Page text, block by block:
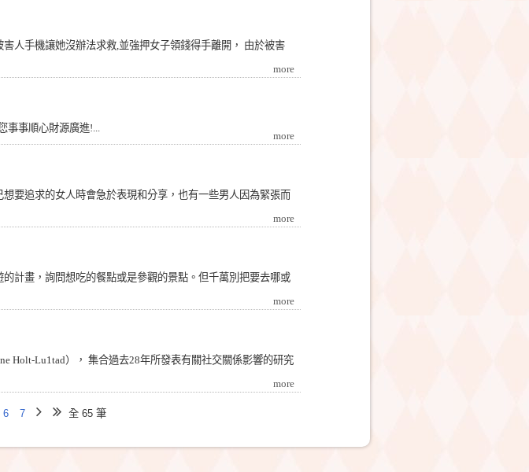
人手機讓她沒辦法求救,並強押女子領錢得手離開， 由於被害
more
事事順心財源廣進!...
more
要追求的女人時會急於表現和分享，也有一些男人因為緊張而
more
計畫，詢問想吃的餐點或是參觀的景點。但千萬別把要去哪或
more
Holt-Lu1tad）， 集合過去28年所發表有關社交關係影響的研究
more
6 7 全 65 筆